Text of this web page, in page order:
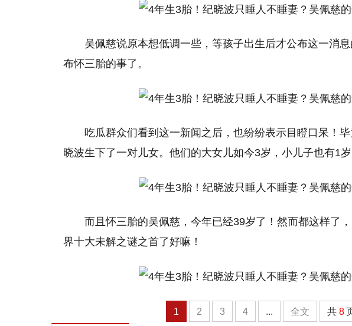
吴佩慈说原本想低调一些，等孩子出生后才公布这一消
布怀三胎的事了。
吃瓜群众们看到这一新闻之后，也纷纷表示目瞪口呆！
晓波生下了一对儿女。他们的大女儿如今3岁，小儿子也有1岁
而且怀三胎的吴佩慈，今年已经39岁了！然而都这样了
界十大未解之谜之首了好嘛！
1 2 3 4 ... 全文 共 8